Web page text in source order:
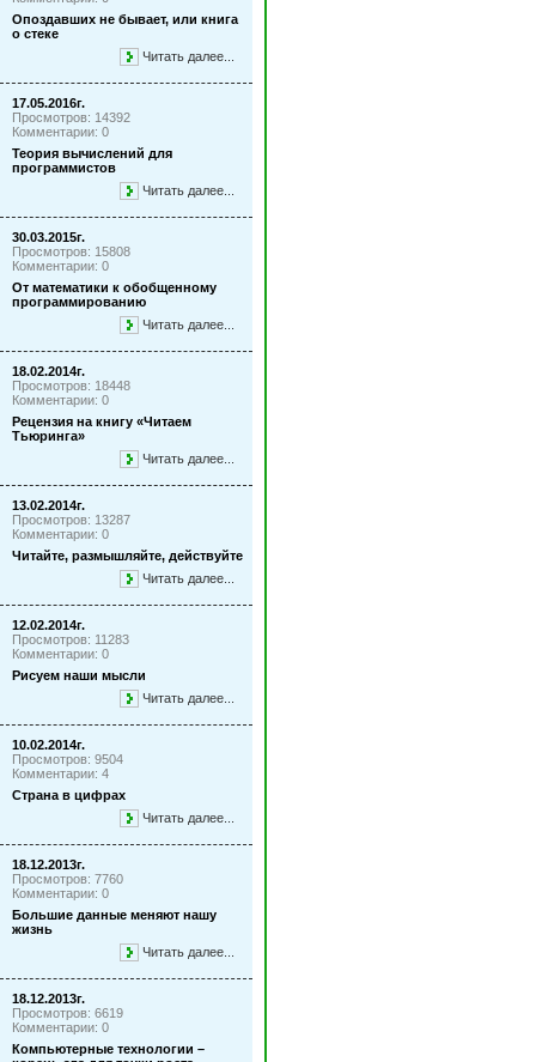
Опоздавших не бывает, или книга
о стеке
Читать далее...
17.05.2016г.
Просмотров: 14392
Комментарии: 0
Теория вычислений для
программистов
Читать далее...
30.03.2015г.
Просмотров: 15808
Комментарии: 0
От математики к обобщенному
программированию
Читать далее...
18.02.2014г.
Просмотров: 18448
Комментарии: 0
Рецензия на книгу «Читаем
Тьюринга»
Читать далее...
13.02.2014г.
Просмотров: 13287
Комментарии: 0
Читайте, размышляйте, действуйте
Читать далее...
12.02.2014г.
Просмотров: 11283
Комментарии: 0
Рисуем наши мысли
Читать далее...
10.02.2014г.
Просмотров: 9504
Комментарии: 4
Страна в цифрах
Читать далее...
18.12.2013г.
Просмотров: 7760
Комментарии: 0
Большие данные меняют нашу
жизнь
Читать далее...
18.12.2013г.
Просмотров: 6619
Комментарии: 0
Компьютерные технологии –